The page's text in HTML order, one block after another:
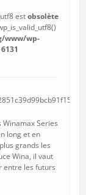
estobsolète
www/wp-
6131
Series
long et en
grands les
Wina, il vaut
entre les futurs